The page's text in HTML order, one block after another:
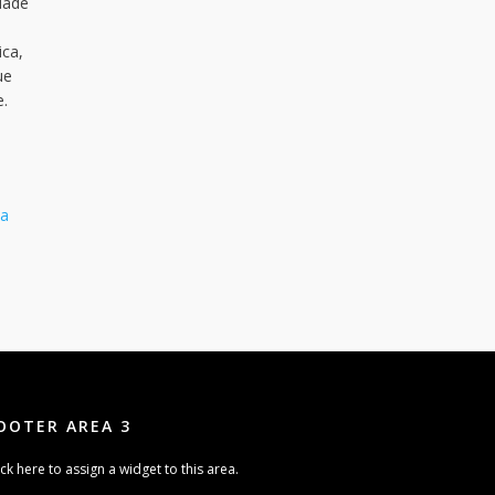
AREA 3
here to assign a widget to this area.